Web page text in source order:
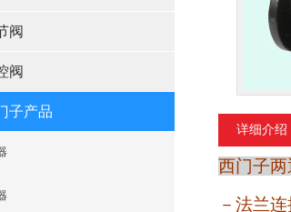
阀
阀
子产品
详细介绍
西门子
－法兰